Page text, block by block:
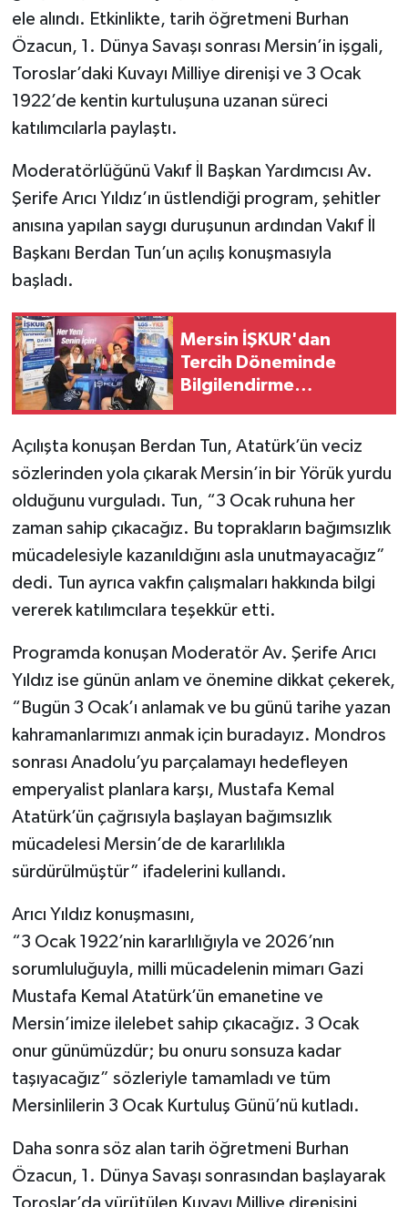
ele alındı. Etkinlikte, tarih öğretmeni Burhan
Özacun, 1. Dünya Savaşı sonrası Mersin’in işgali,
Toroslar’daki Kuvayı Milliye direnişi ve 3 Ocak
1922’de kentin kurtuluşuna uzanan süreci
katılımcılarla paylaştı.
Moderatörlüğünü Vakıf İl Başkan Yardımcısı Av.
Şerife Arıcı Yıldız’ın üstlendiği program, şehitler
anısına yapılan saygı duruşunun ardından Vakıf İl
Başkanı Berdan Tun’un açılış konuşmasıyla
başladı.
Mersin İŞKUR'dan
Tercih Döneminde
Bilgilendirme
Açılışta konuşan Berdan Tun, Atatürk’ün veciz
sözlerinden yola çıkarak Mersin’in bir Yörük yurdu
olduğunu vurguladı. Tun, “3 Ocak ruhuna her
zaman sahip çıkacağız. Bu toprakların bağımsızlık
mücadelesiyle kazanıldığını asla unutmayacağız”
dedi. Tun ayrıca vakfın çalışmaları hakkında bilgi
vererek katılımcılara teşekkür etti.
Programda konuşan Moderatör Av. Şerife Arıcı
Yıldız ise günün anlam ve önemine dikkat çekerek,
“Bugün 3 Ocak’ı anlamak ve bu günü tarihe yazan
kahramanlarımızı anmak için buradayız. Mondros
sonrası Anadolu’yu parçalamayı hedefleyen
emperyalist planlara karşı, Mustafa Kemal
Atatürk’ün çağrısıyla başlayan bağımsızlık
mücadelesi Mersin’de de kararlılıkla
sürdürülmüştür” ifadelerini kullandı.
Arıcı Yıldız konuşmasını,
“3 Ocak 1922’nin kararlılığıyla ve 2026’nın
sorumluluğuyla, milli mücadelenin mimarı Gazi
Mustafa Kemal Atatürk’ün emanetine ve
Mersin’imize ilelebet sahip çıkacağız. 3 Ocak
onur günümüzdür; bu onuru sonsuza kadar
taşıyacağız” sözleriyle tamamladı ve tüm
Mersinlilerin 3 Ocak Kurtuluş Günü’nü kutladı.
Daha sonra söz alan tarih öğretmeni Burhan
Özacun, 1. Dünya Savaşı sonrasından başlayarak
Toroslar’da yürütülen Kuvayı Milliye direnişini,